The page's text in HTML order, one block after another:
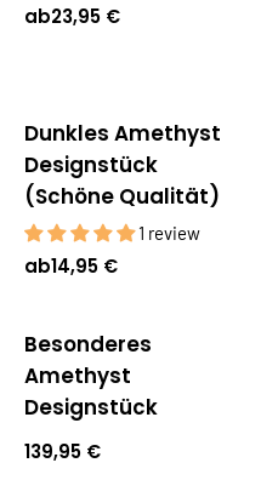
ab23,95 €
Dunkles Amethyst
Designstück
(Schöne Qualität)
1 review
ab14,95 €
Besonderes
Amethyst
Designstück
139,95 €